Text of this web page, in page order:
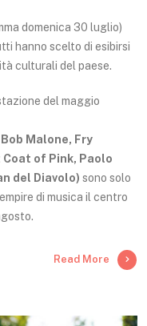
domenica 30 luglio)
hanno scelto di esibirsi
culturali del paese.
del maggio
Malone, Fry
of Pink, Paolo
del Diavolo) sono solo
di musica il centro
Read More